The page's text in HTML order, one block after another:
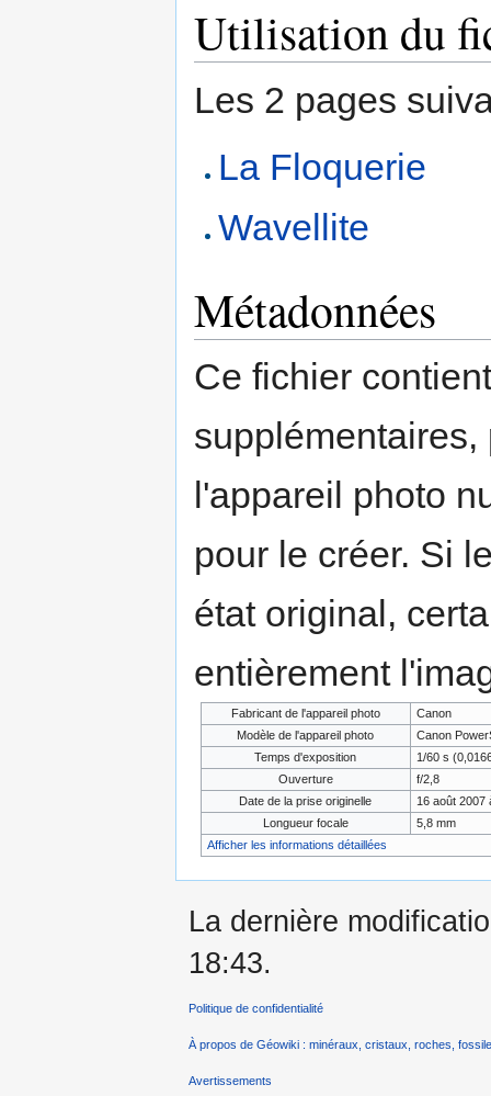
Utilisation du
Les 2 pages
La Floquerie
Wavellite
Métadonnées
Ce fichier
l'appareil photo
pour le créer. Si
état original,
entièrement
Fabricant de l'appareil photo
Canon
Modèle de l'appareil photo
Canon
Temps d'exposition
1/60 s
Ouverture
f/2,8
Date de la prise originelle
16 août 2007
Longueur focale
5,8 mm
Afficher les informations détaillées
La dernière
18:43.
Politique de confidentialité
À propos de Géowiki : minéraux, cristaux, roches,
Avertissements